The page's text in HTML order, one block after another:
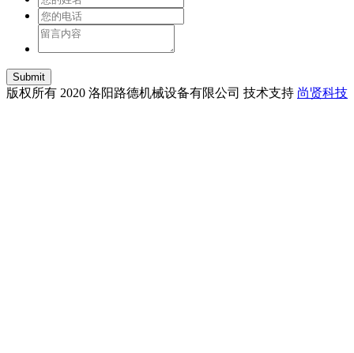
Submit
版权所有 2020 洛阳路德机械设备有限公司 技术支持 尚贤科技